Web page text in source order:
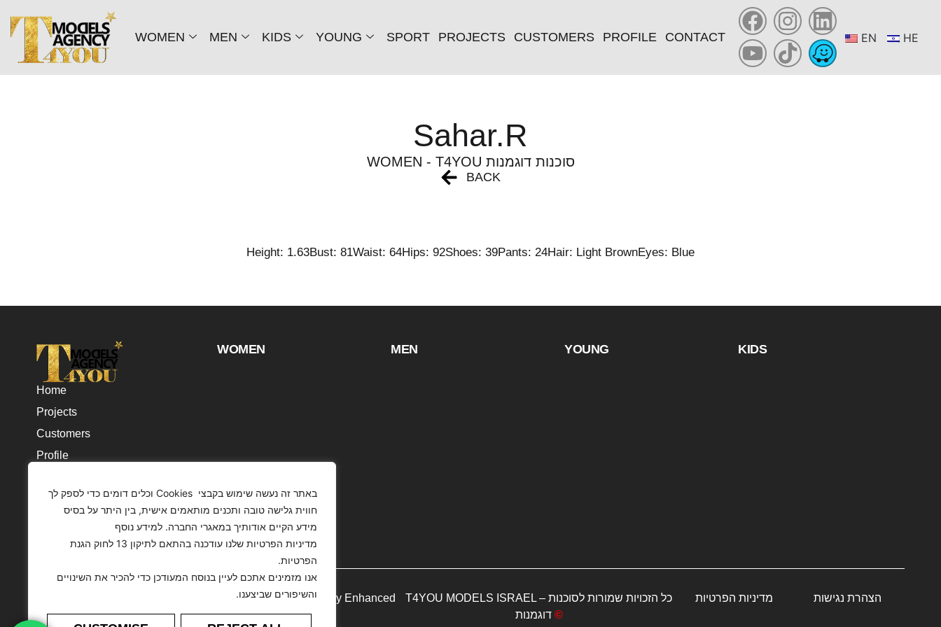
באתר זה נעשה שימוש בקבצי Cookies וכלים דומים כדי לספק לך
חווית גלישה טובה ותכנים מותאמים אישית, בין היתר על בסיס
מידע הקיים אודותיך במאגרי החברה. למידע נוסף
מדיניות הפרטיות שלנו עודכנה בהתאם לתיקון 13 לחוק הגנת
הפרטיות.
אנו מזמינים אתכם לעיין בנוסח המעודכן כדי להכיר את השינויים
והשיפורים שביצענו.
WOMEN MEN KIDS YOUNG SPORT PROJECTS CUSTOMERS PROFILE CONTACT EN HE
Sahar.R
WOMEN - T4YOU סוכנות דוגמנות
BACK
Height: 1.63Bust: 81Waist: 64Hips: 92Shoes: 39Pants: 24Hair: Light BrownEyes: Blue
Home
Projects
Customers
Profile
Articles
WOMEN MEN YOUNG KIDS
The Images Presented On This Website Have Been Digitally Enhanced
Or Modified.
T4YOU MODELS ISRAEL – כל הזכויות שמורות לסוכנות
דוגמנות ©
מדיניות הפרטיות הצהרת נגישות